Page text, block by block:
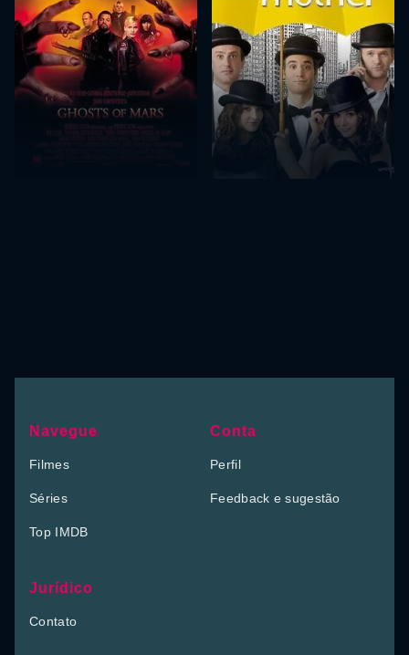
Navegue
Filmes
Séries
Top IMDB
Conta
Perfil
Feedback e sugestão
Jurídico
Contato